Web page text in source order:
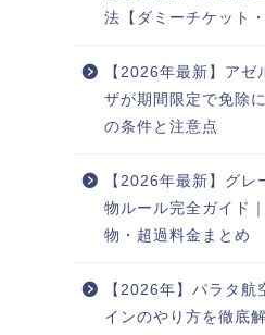
法【ダミーチケット
【2026年最新】ア
ザが期間限定で免除
の条件と注意点
【2026年最新】グ
物ルール完全ガイド
物・超過料金まとめ
【2026年】パラタ航
インのやり方を徹底